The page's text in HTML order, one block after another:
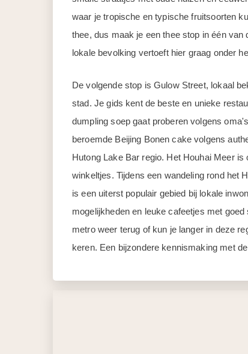
waar je tropische en typische fruitsoorten
thee, dus maak je een thee stop in één
lokale bevolking vertoeft hier graag onder
De volgende stop is Gulow Street, lokaal
stad. Je gids kent de beste en unieke
dumpling soep gaat proberen volgens
beroemde Beijing Bonen cake volgens
Hutong Lake Bar regio. Het Houhai Meer
winkeltjes. Tijdens een wandeling rond het
is een uiterst populair gebied bij lokale
mogelijkheden en leuke cafeetjes met
metro weer terug of kun je langer in deze
keren. Een bijzondere kennismaking met